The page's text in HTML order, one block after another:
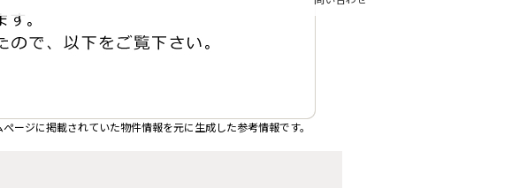
ジに掲載されていた物件情報を元に生成した参考情報です。